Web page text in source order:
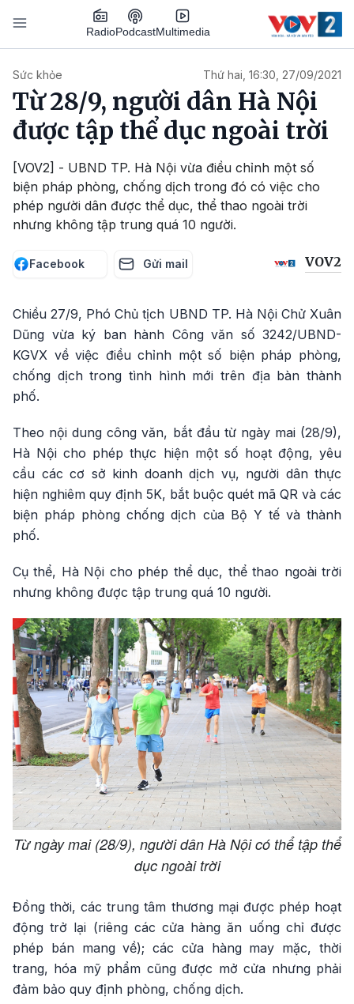
Nhảy đến nội dung
RadioPodcastMultimedia
Sức khỏe Thứ hai, 16:30, 27/09/2021
Từ 28/9, người dân Hà Nội
được tập thể dục ngoài trời
[VOV2] - UBND TP. Hà Nội vừa điều chỉnh một số
biện pháp phòng, chống dịch trong đó có việc cho
phép người dân được thể dục, thể thao ngoài trời
nhưng không tập trung quá 10 người.
Facebook Gửi mail VOV2
Chiều 27/9, Phó Chủ tịch UBND TP. Hà Nội Chử Xuân
Dũng vừa ký ban hành Công văn số 3242/UBND-
KGVX về việc điều chỉnh một số biện pháp phòng,
chống dịch trong tình hình mới trên địa bàn thành
phố.
Theo nội dung công văn, bắt đầu từ ngày mai (28/9),
Hà Nội cho phép thực hiện một số hoạt động, yêu
cầu các cơ sở kinh doanh dịch vụ, người dân thực
hiện nghiêm quy định 5K, bắt buộc quét mã QR và các
biện pháp phòng chống dịch của Bộ Y tế và thành
phố.
Cụ thể, Hà Nội cho phép thể dục, thể thao ngoài trời
nhưng không được tập trung quá 10 người.
Từ ngày mai (28/9), người dân Hà Nội có thể tập thể
dục ngoài trời
Đồng thời, các trung tâm thương mại được phép hoạt
động trở lại (riêng các cửa hàng ăn uống chỉ được
phép bán mang về); các cửa hàng may mặc, thời
trang, hóa mỹ phẩm cũng được mở cửa nhưng phải
đảm bảo quy định phòng, chống dịch.